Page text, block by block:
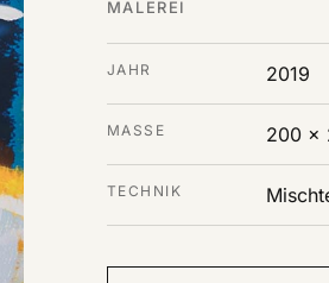
MALEREI
JAHR 2019
MASSE 200 x
TECHNIK